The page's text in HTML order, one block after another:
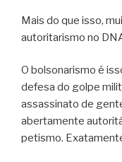
Mais do que isso,
autoritarismo no
O bolsonarismo é
defesa do golpe
assassinato de
abertamente
petismo.